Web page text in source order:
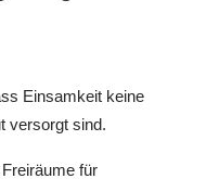
Einsamkeit keine
versorgt sind.
für